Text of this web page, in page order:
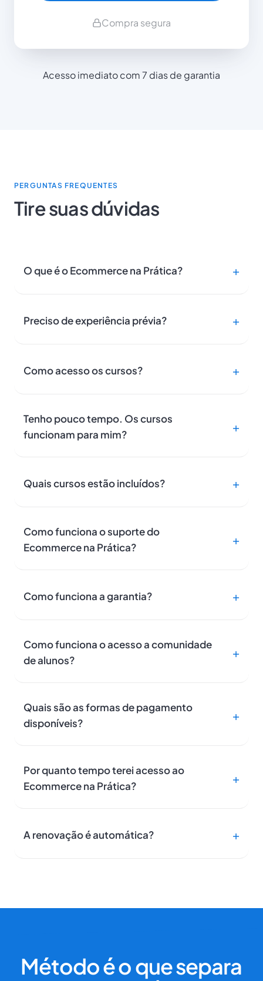
Compra segura
Acesso imediato com 7 dias de garantia
PERGUNTAS FREQUENTES
Tire suas dúvidas
O que é o Ecommerce na Prática?
Preciso de experiência prévia?
Como acesso os cursos?
Tenho pouco tempo. Os cursos
funcionam para mim?
Quais cursos estão incluídos?
Como funciona o suporte do
Ecommerce na Prática?
Como funciona a garantia?
Como funciona o acesso a comunidade
de alunos?
Quais são as formas de pagamento
disponíveis?
Por quanto tempo terei acesso ao
Ecommerce na Prática?
A renovação é automática?
Método é o que separa